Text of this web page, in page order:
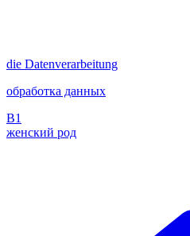
die Datenverarbeitung
обработка данных
B1
женский род